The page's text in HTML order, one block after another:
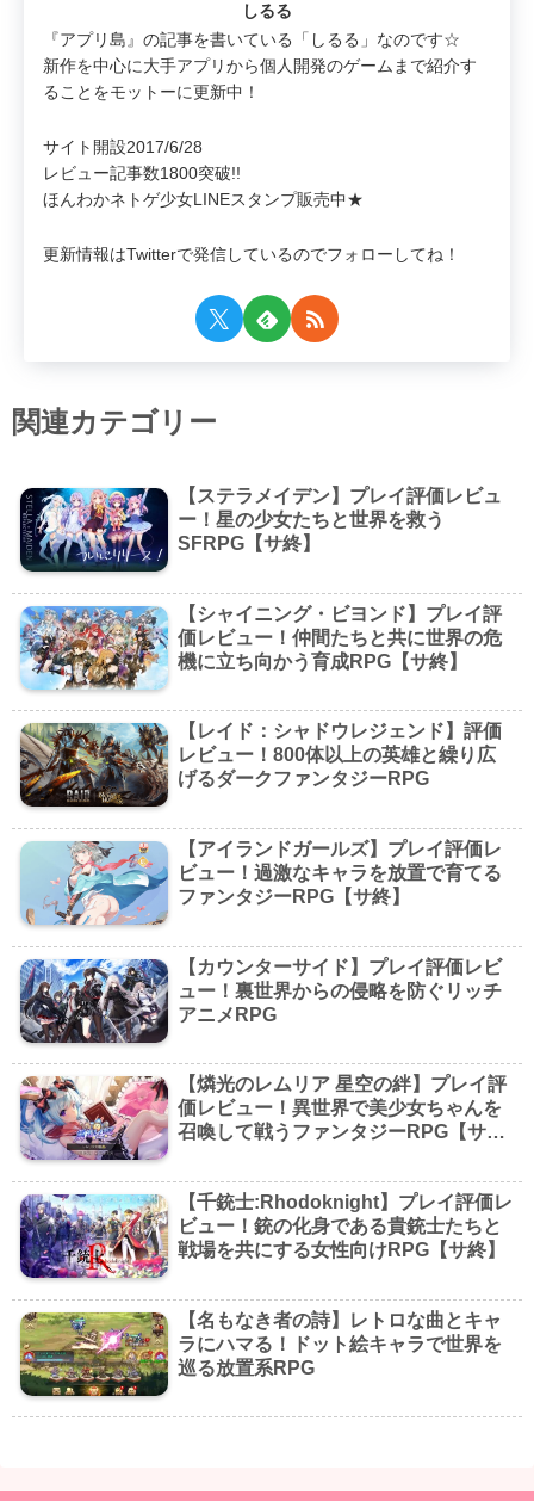
しるる
『アプリ島』の記事を書いている「しるる」なのです☆
新作を中心に大手アプリから個人開発のゲームまで紹介す
ることをモットーに更新中！
サイト開設2017/6/28
レビュー記事数1800突破!!
ほんわかネトゲ少女LINEスタンプ販売中★
更新情報はTwitterで発信しているのでフォローしてね！
関連カテゴリー
【ステラメイデン】プレイ評価レビュ
ー！星の少女たちと世界を救う
SFRPG【サ終】
【シャイニング・ビヨンド】プレイ評
価レビュー！仲間たちと共に世界の危
機に立ち向かう育成RPG【サ終】
【レイド：シャドウレジェンド】評価
レビュー！800体以上の英雄と繰り広
げるダークファンタジーRPG
【アイランドガールズ】プレイ評価レ
ビュー！過激なキャラを放置で育てる
ファンタジーRPG【サ終】
【カウンターサイド】プレイ評価レビ
ュー！裏世界からの侵略を防ぐリッチ
アニメRPG
【燐光のレムリア 星空の絆】プレイ評
価レビュー！異世界で美少女ちゃんを
召喚して戦うファンタジーRPG【サ
【千銃士:Rhodoknight】プレイ評価レ
ビュー！銃の化身である貴銃士たちと
戦場を共にする女性向けRPG【サ終】
【名もなき者の詩】レトロな曲とキャ
ラにハマる！ドット絵キャラで世界を
巡る放置系RPG